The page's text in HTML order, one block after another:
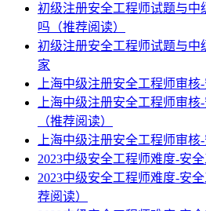
初级注册安全工程师试题与中
吗（推荐阅读）
初级注册安全工程师试题与中
家
上海中级注册安全工程师审
上海中级注册安全工程师审
（推荐阅读）
上海中级注册安全工程师审
2023中级安全工程师难度-安
2023中级安全工程师难度-安
荐阅读）